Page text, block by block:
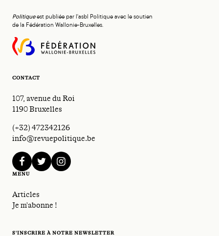
Politiqueest publiée par l'asbl Politique avec le soutien
de la Fédération Wallonie-Bruxelles.
CONTACT
107, avenue du Roi
1190 Bruxelles
(+32) 472342126
info@revuepolitique.be
facebooktwitterinstagram
MENU
Articles
Je m'abonne !
S'INSCRIRE À NOTRE NEWSLETTER